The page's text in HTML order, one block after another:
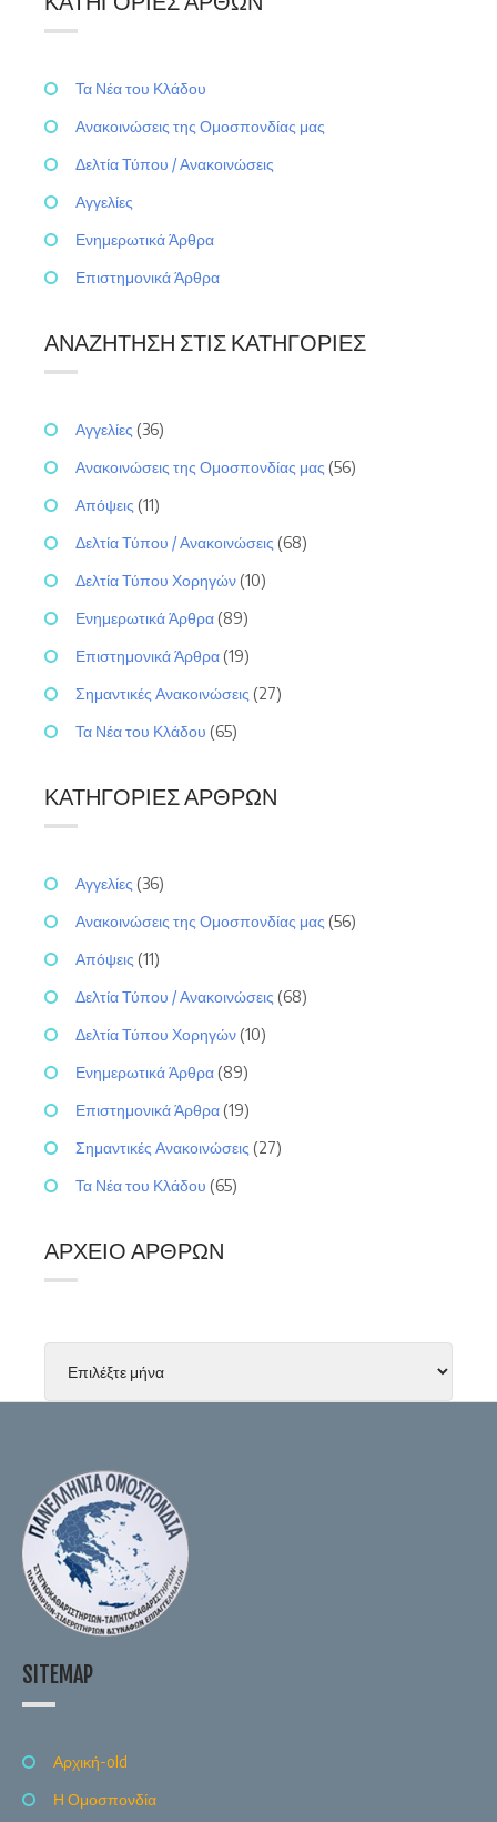
Τα Νέα του Κλάδου
Ανακοινώσεις της Ομοσπονδίας μας
Δελτία Τύπου / Ανακοινώσεις
Αγγελίες
Ενημερωτικά Άρθρα
Επιστημονικά Άρθρα
ΑΝΑΖΉΤΗΣΗ ΣΤΙΣ ΚΑΤΗΓΟΡΊΕΣ
Αγγελίες (36)
Ανακοινώσεις της Ομοσπονδίας μας (56)
Απόψεις (11)
Δελτία Τύπου / Ανακοινώσεις (68)
Δελτία Τύπου Χορηγών (10)
Ενημερωτικά Άρθρα (89)
Επιστημονικά Άρθρα (19)
Σημαντικές Ανακοινώσεις (27)
Τα Νέα του Κλάδου (65)
ΚΑΤΗΓΟΡΊΕΣ ΆΡΘΡΩΝ
Αγγελίες (36)
Ανακοινώσεις της Ομοσπονδίας μας (56)
Απόψεις (11)
Δελτία Τύπου / Ανακοινώσεις (68)
Δελτία Τύπου Χορηγών (10)
Ενημερωτικά Άρθρα (89)
Επιστημονικά Άρθρα (19)
Σημαντικές Ανακοινώσεις (27)
Τα Νέα του Κλάδου (65)
ΑΡΧΕΊΟ ΆΡΘΡΩΝ
SITEMAP
Αρχική-old
Η Ομοσπονδία